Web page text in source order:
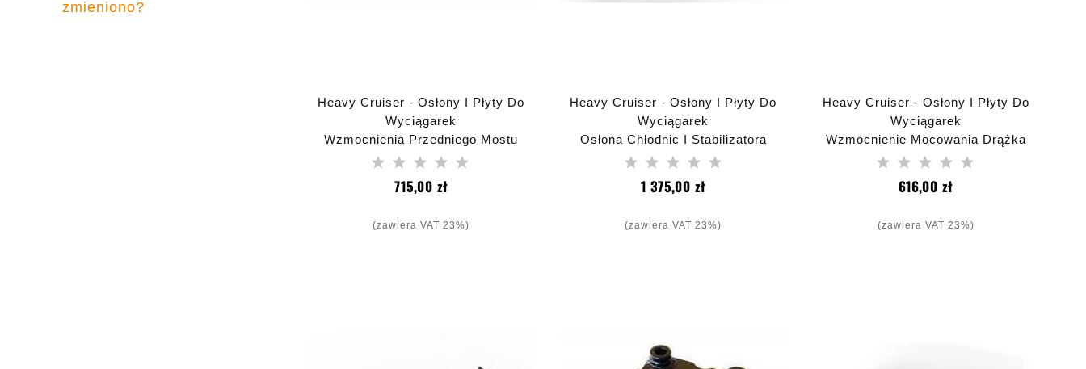
zmieniono?
Heavy Cruiser - Osłony I Płyty Do
Wyciągarek
Wzmocnienia Przedniego Mostu
Dana 30 Jeep Wrangler JK 2007-
715,00 złCena
(zawiera VAT 23%)
Heavy Cruiser - Osłony I Płyty Do
Wyciągarek
Osłona Chłodnic I Stabilizatora
STANDARD Jeep Wrangler JL
1 375,00 złCena
(zawiera VAT 23%)
Heavy Cruiser - Osłony I Płyty Do
Wyciągarek
Wzmocnienie Mocowania Drążka
Panharda Do Ramy Jeep Wrangler
616,00 złCena
(zawiera VAT 23%)